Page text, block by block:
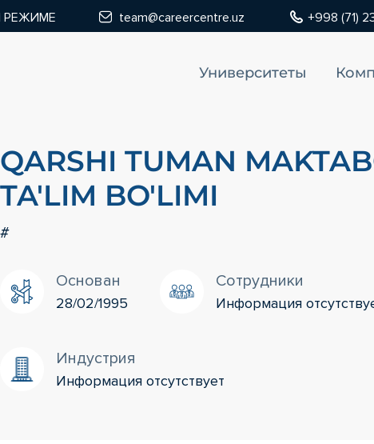
РЕЖИМЕ team@careercentre.uz
+998 (71)
Университеты
QARSHI TUMAN
TA'LIM BO'LIMI
#
Основан
28/02/1995
Сотрудники
Информация
Индустрия
Информация отсутствует